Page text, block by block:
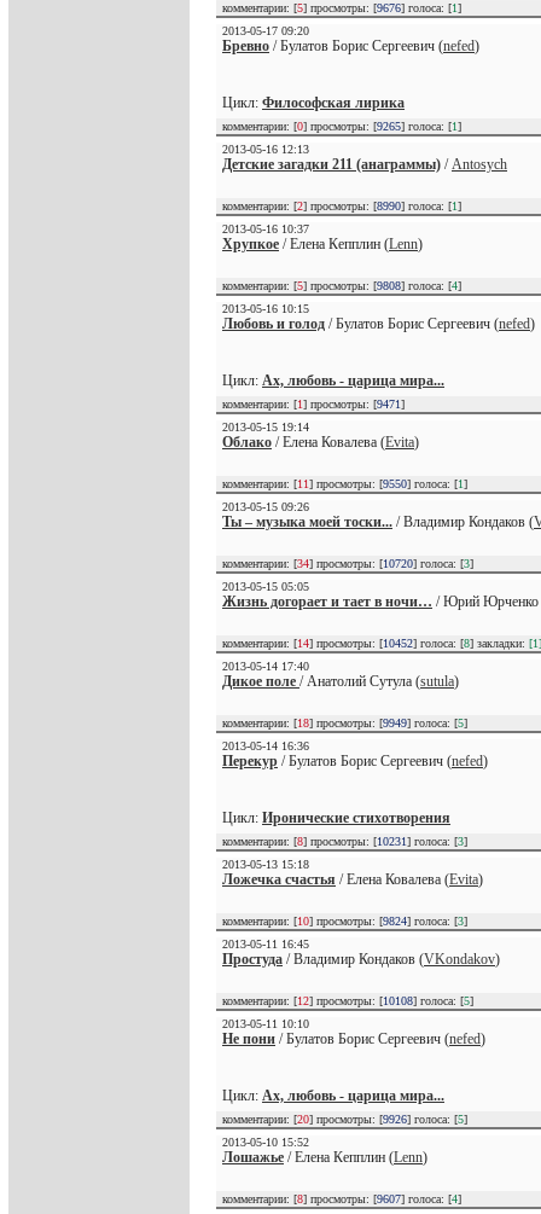
комментарии: [5] просмотры: [9676] голоса: [1]
2013-05-17 09:20
Бревно / Булатов Борис Сергеевич (nefed)
Цикл: Философская лирика
комментарии: [0] просмотры: [9265] голоса: [1]
2013-05-16 12:13
Детские загадки 211 (анаграммы) /Antosych
комментарии: [2] просмотры: [8990] голоса: [1]
2013-05-16 10:37
Хрупкое / Елена Кепплин (Lenn)
комментарии: [5] просмотры: [9808] голоса: [4]
2013-05-16 10:15
Любовь и голод / Булатов Борис Сергеевич (nefed)
Цикл: Ах, любовь - царица мира...
комментарии: [1] просмотры: [9471]
2013-05-15 19:14
Облако / Елена Ковалева (Evita)
комментарии: [11] просмотры: [9550] голоса: [1]
2013-05-15 09:26
Ты – музыка моей тоски... / Владимир Кондаков (
комментарии: [34] просмотры: [10720] голоса: [3]
2013-05-15 05:05
Жизнь догорает и тает в ночи… / Юрий Юрченко
комментарии: [14] просмотры: [10452] голоса: [8] закладки: [1]
2013-05-14 17:40
Дикое поле / Анатолий Сутула (sutula)
комментарии: [18] просмотры: [9949] голоса: [5]
2013-05-14 16:36
Перекур / Булатов Борис Сергеевич (nefed)
Цикл: Иронические стихотворения
комментарии: [8] просмотры: [10231] голоса: [3]
2013-05-13 15:18
Ложечка счастья / Елена Ковалева (Evita)
комментарии: [10] просмотры: [9824] голоса: [3]
2013-05-11 16:45
Простуда / Владимир Кондаков (VKondakov)
комментарии: [12] просмотры: [10108] голоса: [5]
2013-05-11 10:10
Не пони / Булатов Борис Сергеевич (nefed)
Цикл: Ах, любовь - царица мира...
комментарии: [20] просмотры: [9926] голоса: [5]
2013-05-10 15:52
Лошажье / Елена Кепплин (Lenn)
комментарии: [8] просмотры: [9607] голоса: [4]